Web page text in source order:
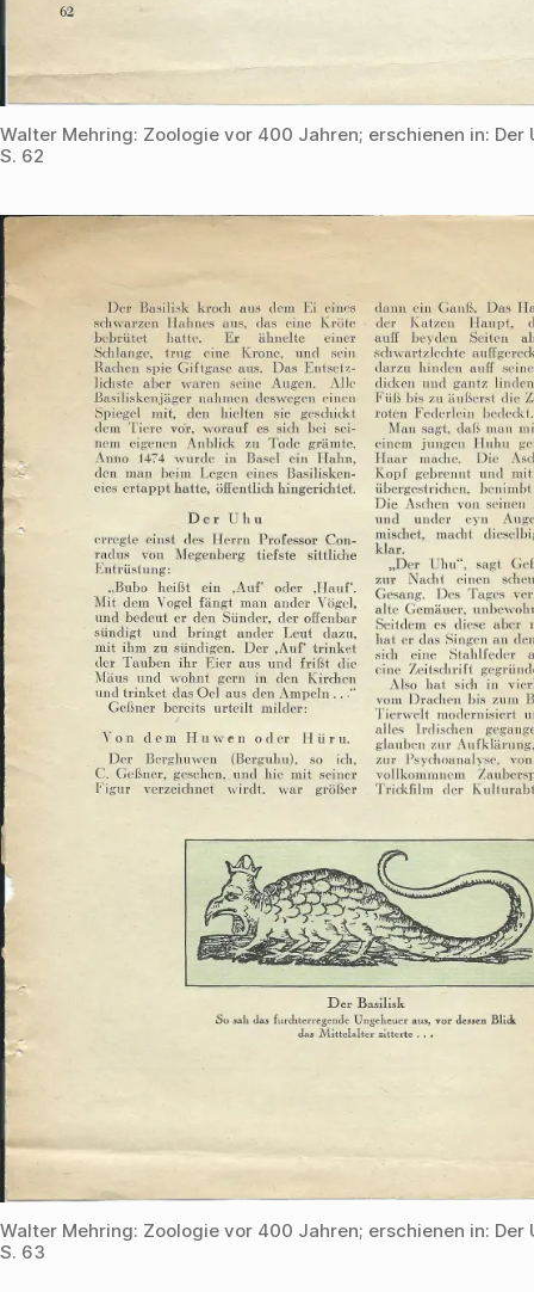
Walter Mehring: Zoologie vor 400 Jahren; erschienen in: Der
S. 62
Walter Mehring: Zoologie vor 400 Jahren; erschienen in: Der
S. 63